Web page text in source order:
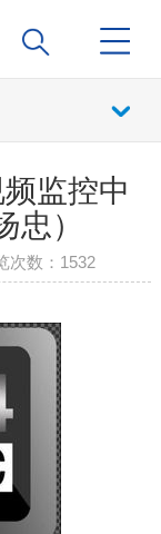
监控中
忠）
数： 1532